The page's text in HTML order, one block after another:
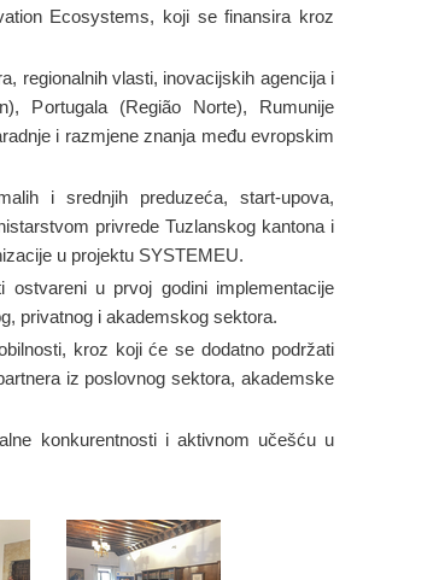
Ecosystems, koji se finansira kroz
regionalnih vlasti, inovacijskih agencija i
Portugala (Região Norte), Rumunije
i razmjene znanja među evropskim
i srednjih preduzeća, start-upova,
privrede Tuzlanskog kantona i
u projektu SYSTEMEU.
ostvareni u prvoj godini implementacije
privatnog i akademskog sektora.
kroz koji će se dodatno podržati
iz poslovnog sektora, akademske
konkurentnosti i aktivnom učešću u